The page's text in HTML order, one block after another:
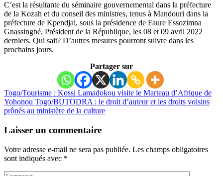
C’est la résultante du séminaire gouvernemental dans la préfecture
de la Kozah et du conseil des ministres, tenus à Mandouri dans la
préfecture de Kpendjal, sous la présidence de Faure Essozimna
Gnassingbé, Président de la République, les 08 et 09 avril 2022
derniers. Qui sait? D’autres mesures pourront suivre dans les
prochains jours.
Partager sur
Togo/Tourisme : Kossi Lamadokou visite le Marteau d’Afrique de
Yohonou Togo/BUTODRA : le droit d’auteur et les droits voisins
prônés au ministère de la culture
Laisser un commentaire
Votre adresse e-mail ne sera pas publiée. Les champs obligatoires
sont indiqués avec *